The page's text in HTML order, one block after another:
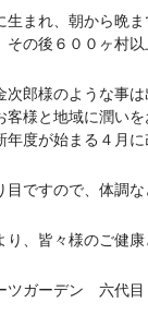
まれ、朝から晩
その後６００ヶ村
郎様のような事は
客様と地域に潤い
年度が始まる４月に
ですので、体調な
、皆々様のご健康
ツガーデン 六代目